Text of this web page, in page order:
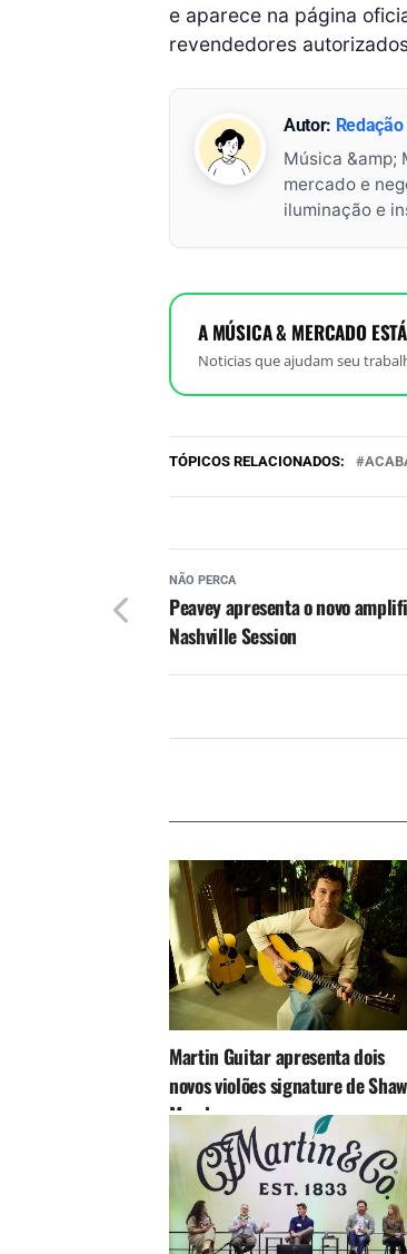
e aparece na página
revendedores
Autor:
Música &amp;
mercado e
iluminação e
A MÚSICA & MERCADO
Noticias que ajudam seu
TÓPICOS RELACIONADOS:
NÃO PERCA
Peavey apresenta o novo
Nashville Session
Martin Guitar apresenta dois
novos violões signature de
Mendes